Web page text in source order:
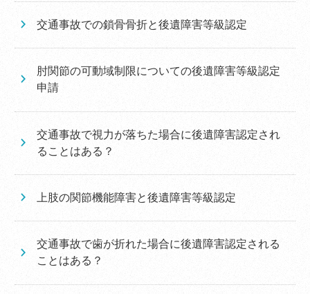
交通事故での鎖骨骨折と後遺障害等級認定
肘関節の可動域制限についての後遺障害等級認定
申請
交通事故で視力が落ちた場合に後遺障害認定され
ることはある？
上肢の関節機能障害と後遺障害等級認定
交通事故で歯が折れた場合に後遺障害認定される
ことはある？